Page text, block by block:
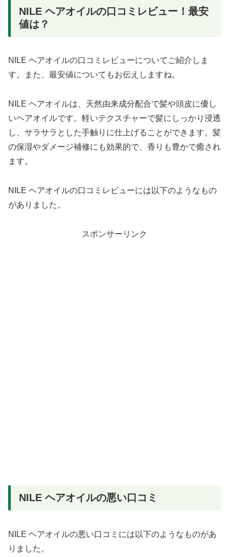
NILE ヘアオイルの口コミレビュー！最安
値は？
NILE ヘアオイルの口コミレビューについてご紹介しま
す。また、最安値についてもお伝えしますね。
NILE ヘアオイルは、天然由来成分配合で髪や頭皮に優し
いヘアオイルです。軽いテクスチャーで髪にしっかり浸透
し、サラサラとした手触りに仕上げることができます。髪
の保湿やダメージ補修にも効果的で、香りも豊かで癒され
ます。
NILE ヘアオイルの口コミレビューには以下のようなもの
がありました。
スポンサーリンク
NILE ヘアオイルの悪い口コミ
NILE ヘアオイルの悪い口コミには以下のようなものがあ
りました。